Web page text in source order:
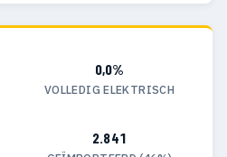
0,0%
VOLLEDIG ELEKTRISCH
2.841